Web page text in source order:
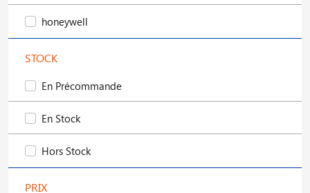
honeywell
STOCK
En Précommande
En Stock
Hors Stock
PRIX